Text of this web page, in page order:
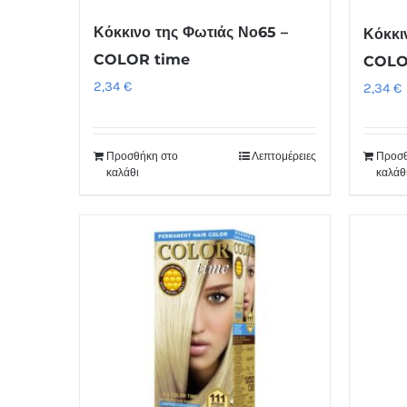
Κόκκινο της Φωτιάς Νο65 –
COLOR time
2,34 €
Προσθήκη στο
καλάθι
Λεπτομέρειες
2,34€